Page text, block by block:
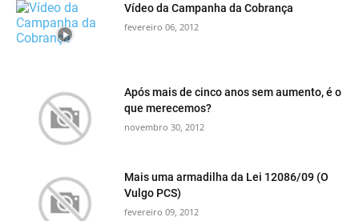
Vídeo da Campanha da Cobrança
fevereiro 06, 2012
Após mais de cinco anos sem aumento, é o
que merecemos?
novembro 30, 2012
Mais uma armadilha da Lei 12086/09 (O
Vulgo PCS)
fevereiro 09, 2012